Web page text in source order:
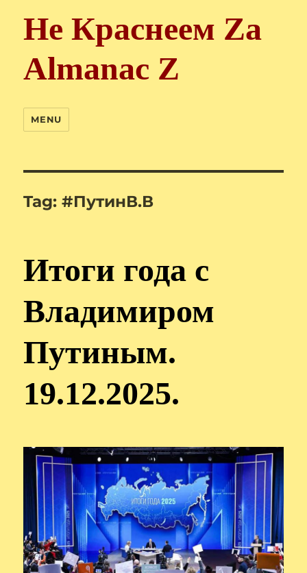
Не Краснеем Zа
Almanac Z
MENU
Tag:#ПутинВ.В
Итоги года с
Владимиром
Путиным.
19.12.2025.